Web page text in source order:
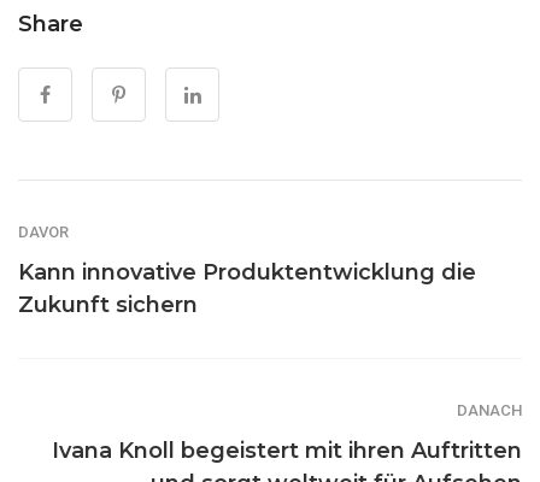
Share
DAVOR
Kann innovative Produktentwicklung die
Zukunft sichern
DANACH
Ivana Knoll begeistert mit ihren Auftritten